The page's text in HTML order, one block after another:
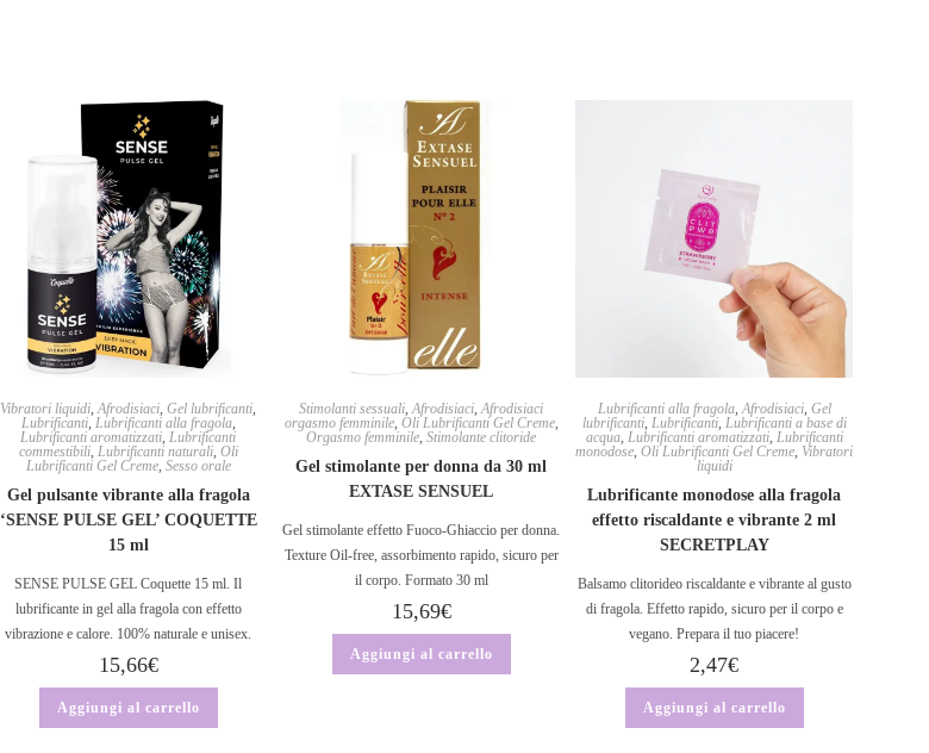
Vibratori liquidi,Afrodisiaci,Gel lubrificanti,
Lubrificanti, Lubrificanti alla fragola,
Lubrificanti aromatizzati,Lubrificanti
commestibili, Lubrificanti naturali, Oli
Lubrificanti Gel Creme, Sesso orale
Gel pulsante vibrante alla fragola
‘SENSE PULSE GEL’ COQUETTE
15 ml
SENSE PULSE GEL Coquette 15 ml. Il
lubrificante in gel alla fragola con effetto
vibrazione e calore. 100% naturale e unisex.
15,66€
Aggiungi al carrello
Stimolanti sessuali,Afrodisiaci,Afrodisiaci
orgasmo femminile, Oli Lubrificanti Gel Creme,
Orgasmo femminile,Stimolante clitoride
Gel stimolante per donna da 30 ml
EXTASE SENSUEL
Gel stimolante effetto Fuoco-Ghiaccio per donna.
Texture Oil-free, assorbimento rapido, sicuro per
il corpo. Formato 30 ml
15,69€
Aggiungi al carrello
Lubrificanti alla fragola,Afrodisiaci, Gel
lubrificanti, Lubrificanti, Lubrificanti a base di
acqua, Lubrificanti aromatizzati, Lubrificanti
monodose,Oli Lubrificanti Gel Creme, Vibratori
liquidi
Lubrificante monodose alla fragola
effetto riscaldante e vibrante 2 ml
SECRETPLAY
Balsamo clitorideo riscaldante e vibrante al gusto
di fragola. Effetto rapido, sicuro per il corpo e
vegano. Prepara il tuo piacere!
2,47€
Aggiungi al carrello